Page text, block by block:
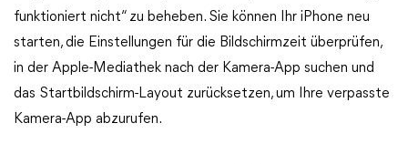
funktioniert nicht“ zu beheben. Sie können Ihr iPhone neu
starten, die Einstellungen für die Bildschirmzeit überprüfen,
in der Apple-Mediathek nach der Kamera-App suchen und
das Startbildschirm-Layout zurücksetzen, um Ihre verpasste
Kamera-App abzurufen.